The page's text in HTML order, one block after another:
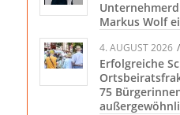
Markus Wolf
4. AUGUST 2026 /
Erfolgreiche
75